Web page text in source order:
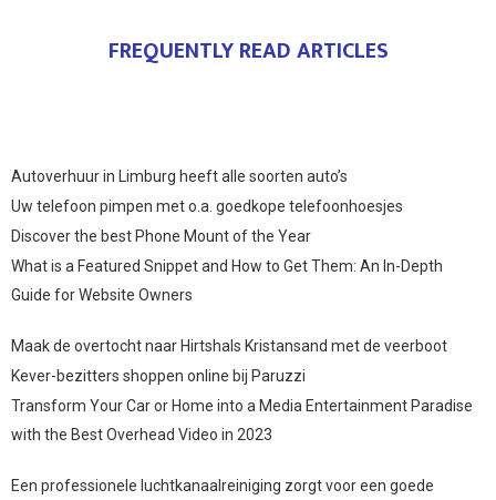
FREQUENTLY READ ARTICLES
Autoverhuur in Limburg heeft alle soorten auto’s
Uw telefoon pimpen met o.a. goedkope telefoonhoesjes
Discover the best Phone Mount of the Year
What is a Featured Snippet and How to Get Them: An In-Depth
Guide for Website Owners
Maak de overtocht naar Hirtshals Kristansand met de veerboot
Kever-bezitters shoppen online bij Paruzzi
Transform Your Car or Home into a Media Entertainment Paradise
with the Best Overhead Video in 2023
Een professionele luchtkanaalreiniging zorgt voor een goede